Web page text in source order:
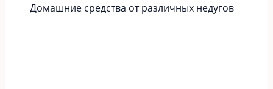
Домашние средства от различных недугов